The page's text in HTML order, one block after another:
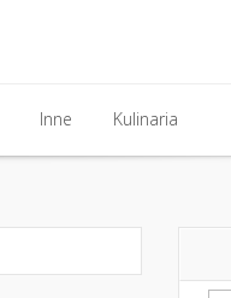
Inne Kulinaria